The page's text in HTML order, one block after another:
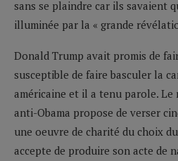
sans se plaindre car ils savaient
illuminée par la « grande
Donald Trump avait promis de
susceptible de faire basculer la
américaine et il a tenu parole.
anti-Obama propose de verser
une oeuvre de charité du choix
accepte de produire son acte de